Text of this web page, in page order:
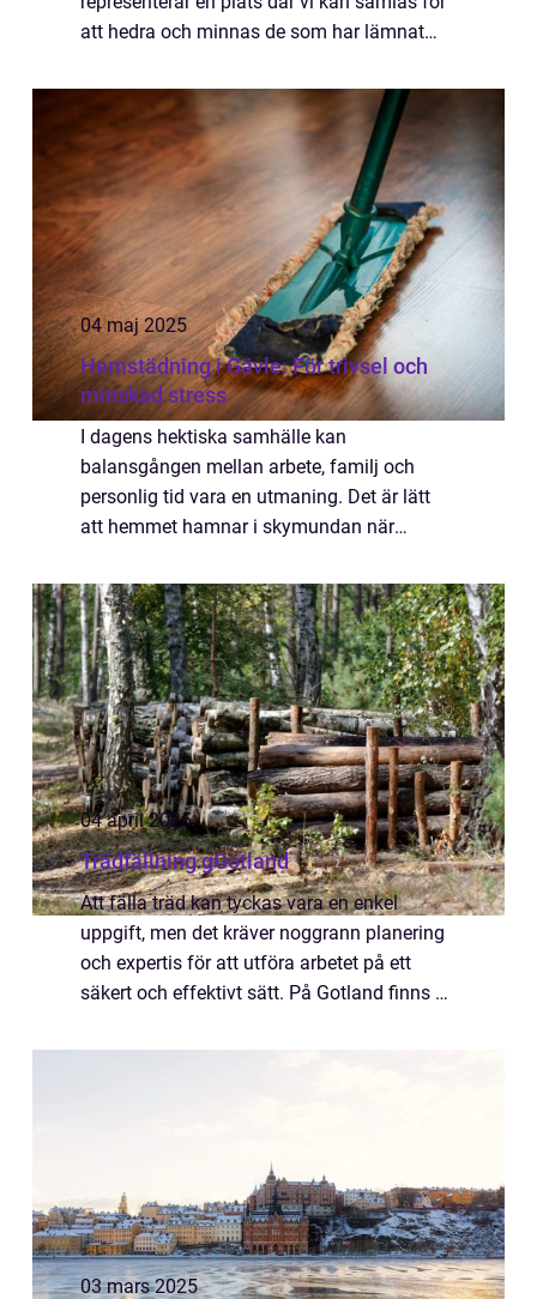
att hedra och minnas de som har lämnat
04 maj 2025
Hemstädning i Gävle: För trivsel och
minskad stress
I dagens hektiska samhälle kan
balansgången mellan arbete, familj och
personlig tid vara en utmaning. Det är lätt
att hemmet hamnar i skymundan när
många i Gävle ha...
04 april 2025
Trädfällning gGotland
Att fälla träd kan tyckas vara en enkel
uppgift, men det kräver noggrann planering
och expertis för att utföra arbetet på ett
säkert och effektivt sätt. På Gotland finns ett
03 mars 2025